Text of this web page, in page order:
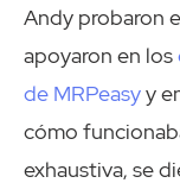
Andy probaron
apoyaron en los
de MRPeasyy
cómo
exhaustiva, se